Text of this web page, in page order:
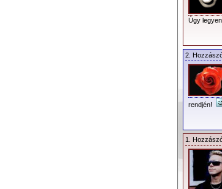
Úgy
2.
rendjén!
1.